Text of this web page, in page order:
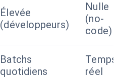
Élevée
(développeurs)
Nulle
(no-
code)
Batchs
quotidiens
Temps
réel